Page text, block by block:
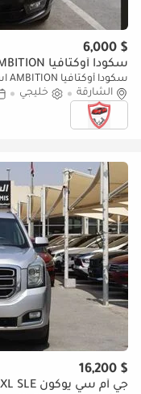
$ 6,000
سكودا أوكتافيا AMBITION
بمحرك 1.4 - بحاله ممتازه
الشارقة خليجي
$ 16,200
جي أم سي يوكون XL SLE